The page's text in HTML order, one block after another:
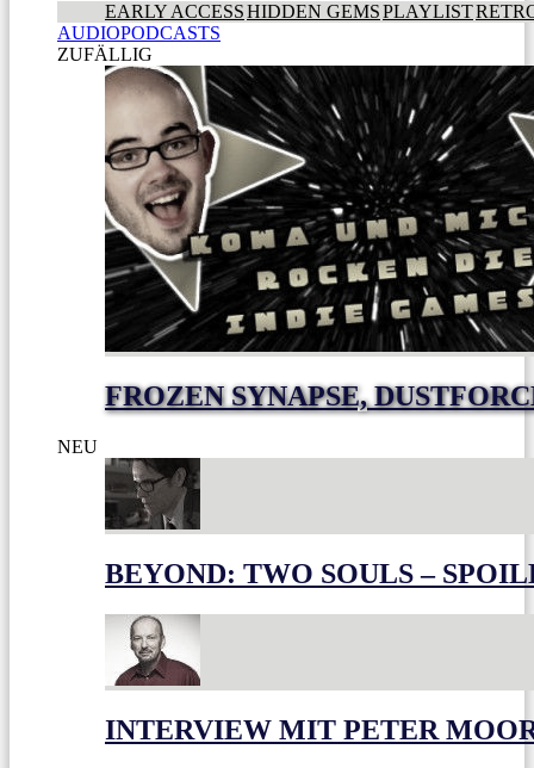
EARLY ACCESSHIDDEN GEMSPLAYLIST
AUDIOPODCASTS
ZUFÄLLIG
FROZEN SYNAPSE,
NEU
BEYOND: TWO SOULS –
INTERVIEW MIT PETER